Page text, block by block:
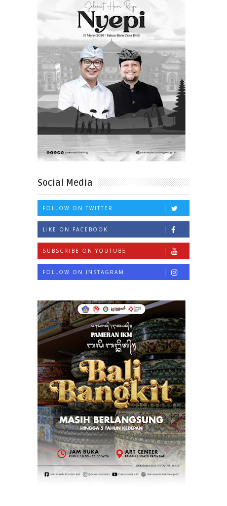
Social Media
FOLLOW ON TWITTER
LIKE ON FACEBOOK
SUBSCRIBE ON YOUTUBE
FOLLOW ON INSTAGRAM